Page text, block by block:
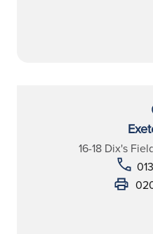
16-18 Dix's